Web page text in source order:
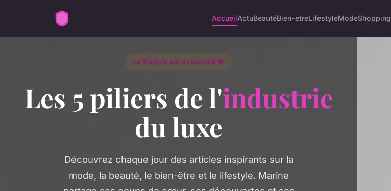
AccueilActuBeautéBien-etreLifestyleModeShopping
Le lifestyle est un marché 💎
Les 5 piliers de l'industrie
du luxe
Découvrez chaque jour des articles inspirants sur la
mode, la beauté, le bien-être et le lifestyle. Marine